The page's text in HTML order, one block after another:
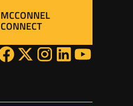
MCCONNEL
CONNECT